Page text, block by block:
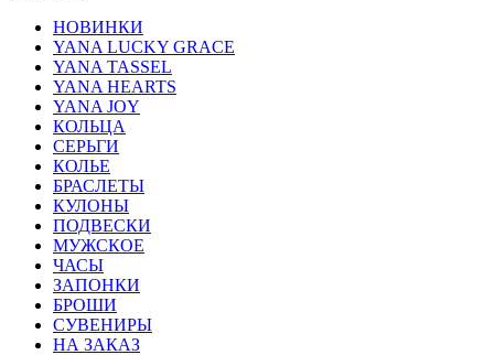
НОВИНКИ
YANA LUCKY GRACE
YANA TASSEL
YANA HEARTS
YANA JOY
КОЛЬЦА
СЕРЬГИ
КОЛЬЕ
БРАСЛЕТЫ
КУЛОНЫ
ПОДВЕСКИ
МУЖСКОЕ
ЧАСЫ
ЗАПОНКИ
БРОШИ
СУВЕНИРЫ
НА ЗАКАЗ